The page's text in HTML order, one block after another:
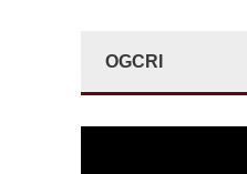
OGCRI